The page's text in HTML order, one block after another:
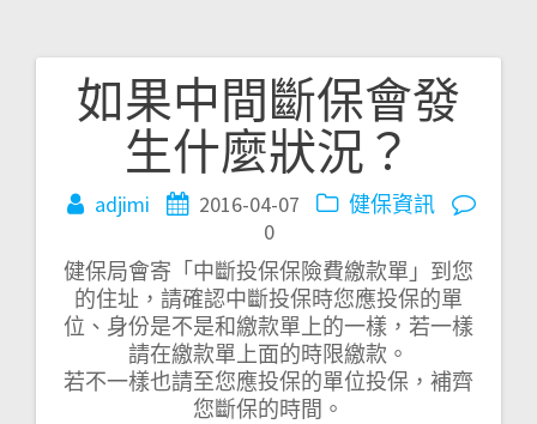
如果中間斷保會發
生什麼狀況？
adjimi 2016-04-07
健保資訊
0
健保局會寄「中斷投保保險費繳款單」到您
的住址，請確認中斷投保時您應投保的單
位、身份是不是和繳款單上的一樣，若一樣
請在繳款單上面的時限繳款。
若不一樣也請至您應投保的單位投保，補齊
您斷保的時間。
文
導
覽